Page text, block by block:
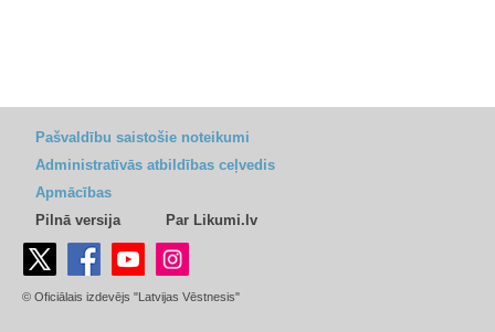
Pašvaldību saistošie noteikumi
Administratīvās atbildības ceļvedis
Apmācības
Pilnā versija
Par Likumi.lv
© Oficiālais izdevējs "Latvijas Vēstnesis"